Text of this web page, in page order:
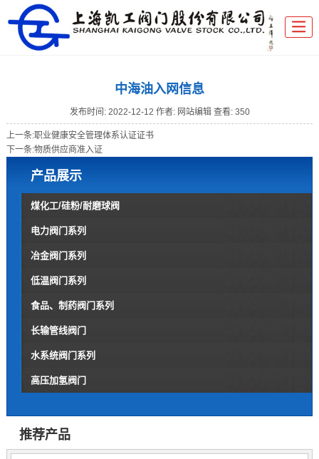
中海油入网信息
发布时间: 2022-12-12 作者: 网站编辑 查看: 350
上一条:职业健康安全管理体系认证证书
下一条:物质供应商准入证
产品展示
煤化工/硅粉/耐磨球阀
电力阀门系列
冶金阀门系列
低温阀门系列
食品、制药阀门系列
长输管线阀门
水系统阀门系列
高压加氢阀门
推荐产品